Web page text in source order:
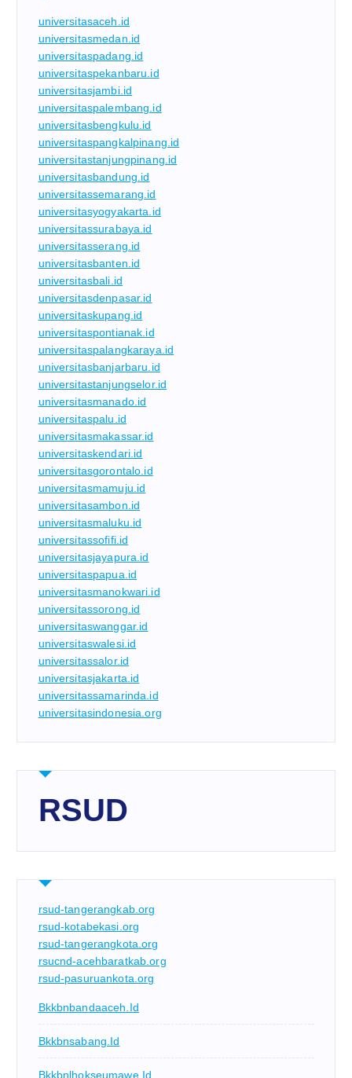
universitasaceh.id
universitasmedan.id
universitaspadang.id
universitaspekanbaru.id
universitasjambi.id
universitaspalembang.id
universitasbengkulu.id
universitaspangkalpinang.id
universitastanjungpinang.id
universitasbandung.id
universitassemarang.id
universitasyogyakarta.id
universitassurabaya.id
universitasserang.id
universitasbanten.id
universitasbali.id
universitasdenpasar.id
universitaskupang.id
universitaspontianak.id
universitaspalangkaraya.id
universitasbanjarbaru.id
universitastanjungselor.id
universitasmanado.id
universitaspalu.id
universitasmakassar.id
universitaskendari.id
universitasgorontalo.id
universitasmamuju.id
universitasambon.id
universitasmaluku.id
universitassofifi.id
universitasjayapura.id
universitaspapua.id
universitasmanokwari.id
universitassorong.id
universitaswanggar.id
universitaswalesi.id
universitassalor.id
universitasjakarta.id
universitassamarinda.id
universitasindonesia.org
RSUD
rsud-tangerangkab.org
rsud-kotabekasi.org
rsud-tangerangkota.org
rsucnd-acehbaratkab.org
rsud-pasuruankota.org
Bkkbnbandaaceh.id
Bkkbnsabang.id
Bkkbnlhokseumawe.id